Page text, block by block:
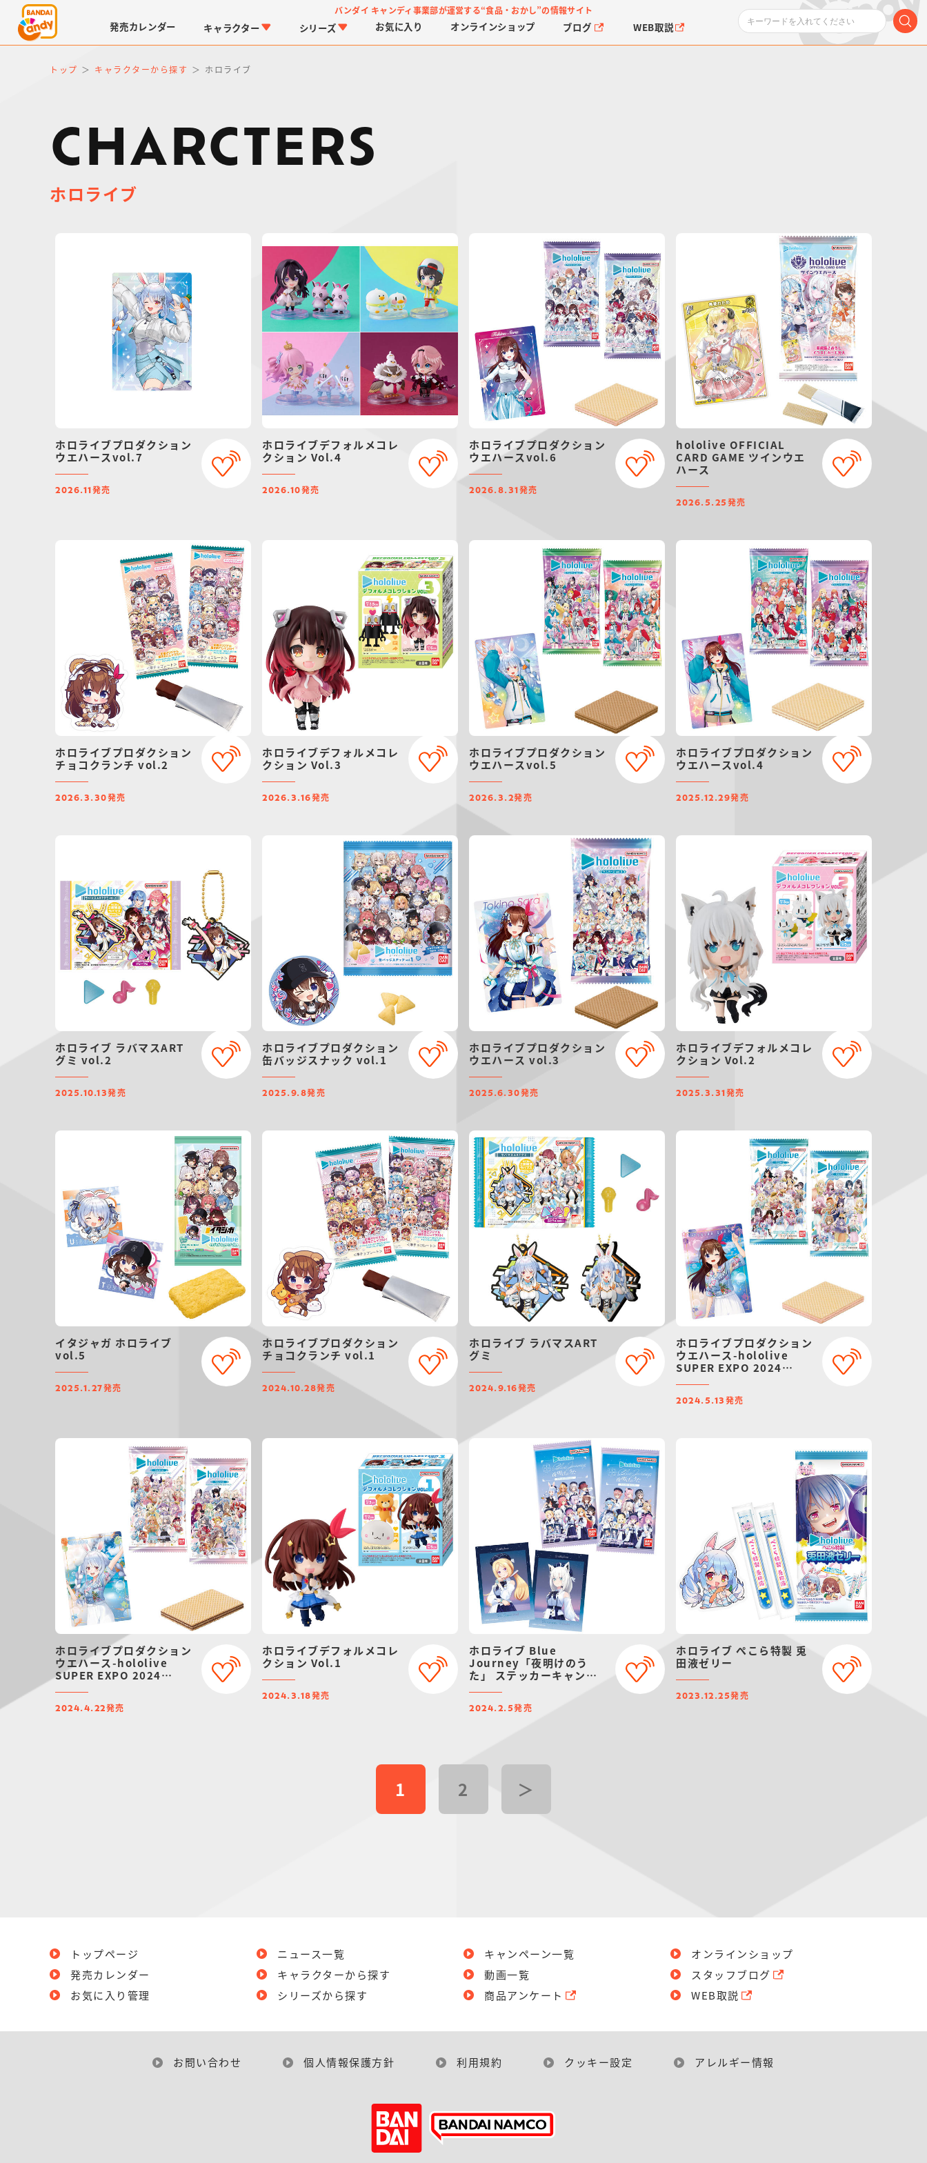
バンダイ キャンディ事業部が運営する“食品・おかし”の情報サイト
発売カレンダー キャラクター
LINK TRAVELERS
シリーズ
チョコボックス
お気に入り オンラインショップ ブログ WEB取説
トップ キャラクターから探す ホロライブ
CHARCTERS
ホロライブ
ホロライブプロダクション
ウエハースvol.7
2026.11 発売
ホロライブデフォルメコレ
クション Vol.4
2026.10発売
ホロライブプロダクション
ウエハースvol.6
2026.8.31 発売
hololive OFFICIAL
CARD GAME ツインウエ
ハース
2026.5.25 発売
ホロライブプロダクション
チョコクランチ vol.2
2026.3.30発売
ホロライブデフォルメコレ
クション Vol.3
2026.3.16発売
ホロライブプロダクション
ウエハースvol.5
2026.3.2発売
ホロライブプロダクション
ウエハースvol.4
2025.12.29発売
ホロライブ ラバマスART
グミ vol.2
2025.10.13発売
ホロライブプロダクション
缶バッジスナック vol.1
2025.9.8発売
ホロライブプロダクション
ウエハース vol.3
2025.6.30発売
ホロライブデフォルメコレ
クション Vol.2
2025.3.31 発売
イタジャガ ホロライブ
vol.5
2025.1.27発売
ホロライブプロダクション
チョコクランチ vol.1
2024.10.28発売
ホロライブ ラバマスART
グミ
2024.9.16発売
ホロライブプロダクション
ウエハース-hololive
SUPER EXPO 2024
2024.5.13 発売
ホロライブプロダクション
ウエハース-hololive
SUPER EXPO 2024
2024.4.22発売
ホロライブデフォルメコレ
クション Vol.1
2024.3.18発売
ホロライブ Blue
Journey「夜明けのう
た」 ステッカーキャンデ
2024.2.5発売
ホロライブ ぺこら特製 兎
田液ゼリー
2023.12.25発売
1 2 ＞
トップページ
発売カレンダー
お気に入り管理
ニュース一覧
キャラクターから探す
シリーズから探す
キャンペーン一覧
動画一覧
商品アンケート
オンラインショップ
スタッフブログ
WEB取説
お問い合わせ 個人情報保護方針 利用規約 クッキー設定 アレルギー情報